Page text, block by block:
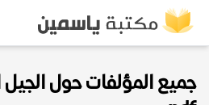
جميع المؤلفات حول الجيل